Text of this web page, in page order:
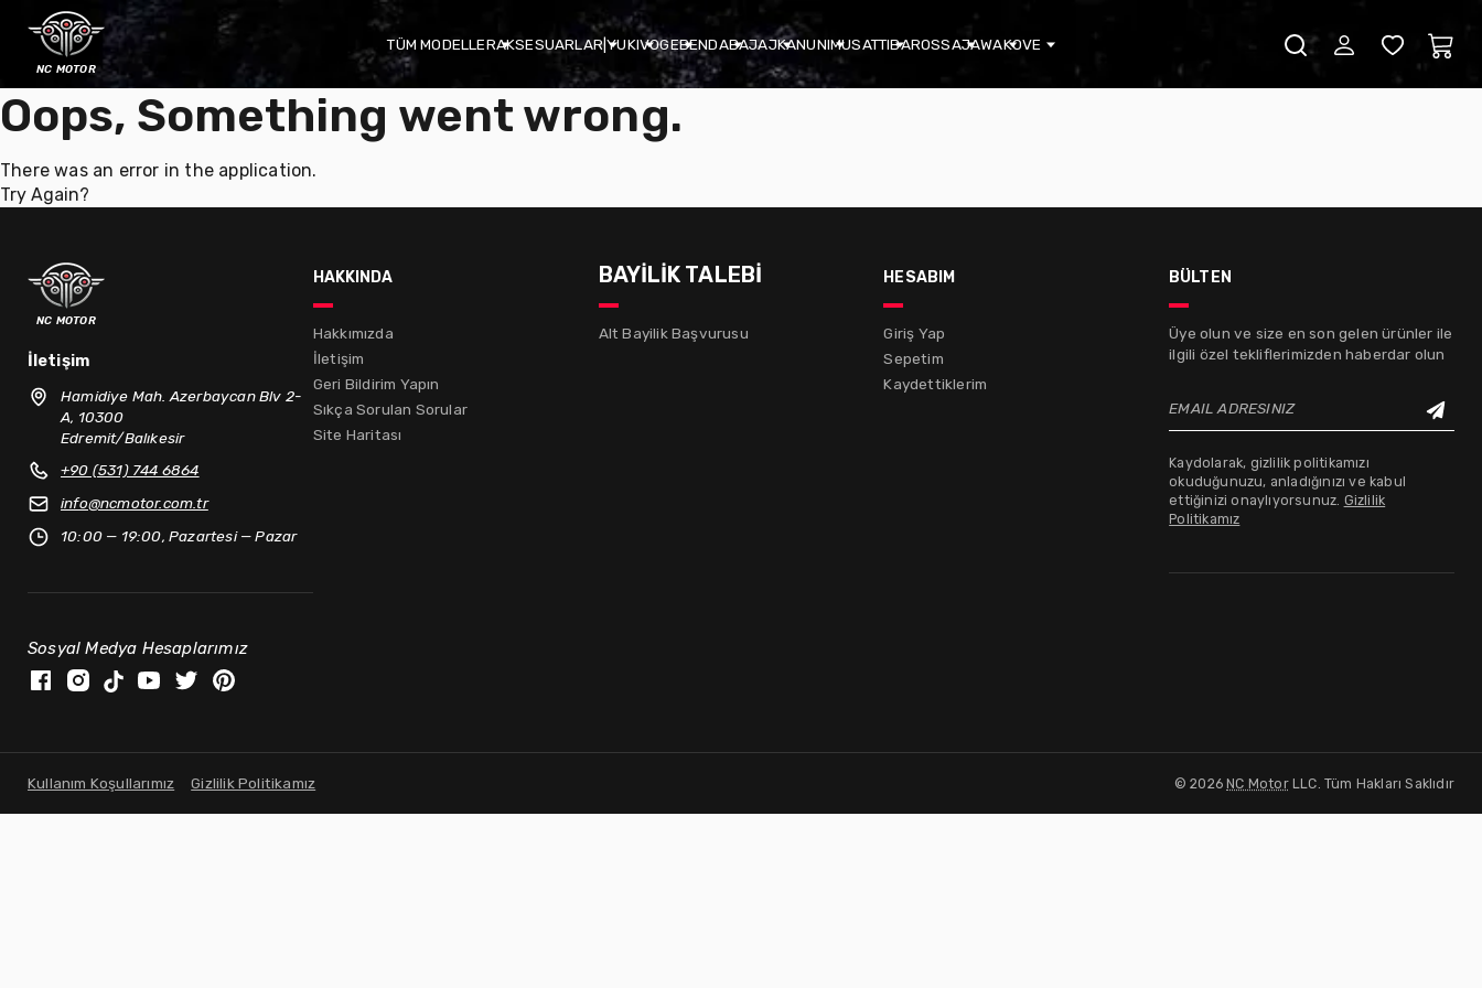
nc motor
TÜM MODELLERAKSESUARLAR|YUKIVOGEBENDABAJAJKANUNIMUSATTIBAROSSAJAWAKOVE
Oops, Something went wrong.
There was an error in the application.
Try Again?
nc motor
İletişim
Hamidiye Mah. Azerbaycan Blv 2-
A, 10300
Edremit/Balıkesir
+90 (531) 744 6864
info@ncmotor.com.tr
10:00 — 19:00, Pazartesi — Pazar
Sosyal Medya Hesaplarımız
hakkında
Hakkımızda
İletişim
Geri Bildirim Yapın
Sıkça Sorulan Sorular
Site Haritası
BAYİLİK TALEBİ
Alt Bayilik Başvurusu
hesabım
Giriş Yap
Sepetim
Kaydettiklerim
bülten
Üye olun ve size en son gelen ürünler ile
ilgili özel tekliflerimizden haberdar olun
EMAIL ADRESINIZ
Kaydolarak, gizlilik politikamızı
okuduğunuzu, anladığınızı ve kabul
ettiğinizi onaylıyorsunuz. Gizlilik
Politikamız
Kullanım Koşullarımız Gizlilik Politikamız ©2026 NC MotorLLC. Tüm Hakları Saklıdır